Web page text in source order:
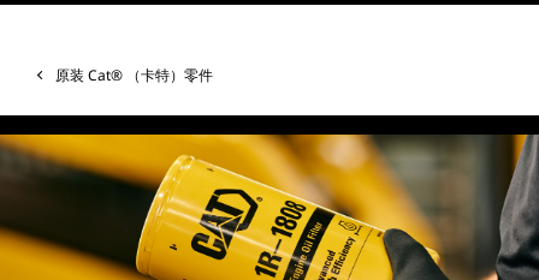
原装 Cat® （卡特）零件